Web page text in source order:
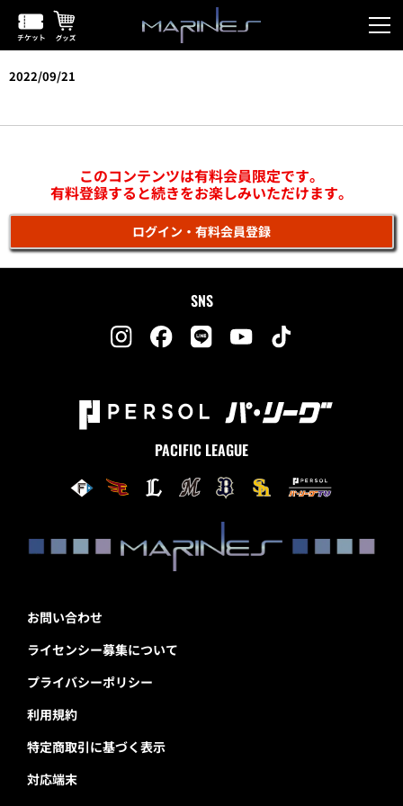
2022/09/21
このコンテンツは有料会員限定です。
有料登録すると続きをお楽しみいただけます。
ログイン・有料会員登録
SNS
PACIFIC LEAGUE
お問い合わせ
ライセンシー募集について
プライバシーポリシー
利用規約
特定商取引に基づく表示
対応端末